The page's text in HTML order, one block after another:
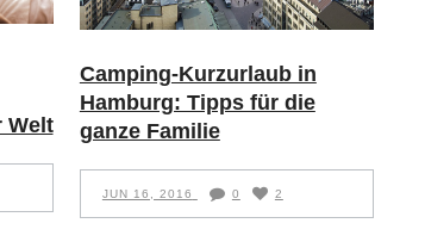
Welt
Camping-Kurzurlaub in
Hamburg: Tipps für die
ganze Familie
JUN 16, 2016 0 2